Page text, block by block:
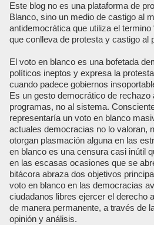
Este blog no es una plataforma de
Blanco, sino un medio de castigo al
antidemocrática que utiliza el termino
que conlleva de protesta y castigo al
El voto en blanco es una bofetada
políticos ineptos y expresa la
cuando padece gobiernos
Es un gesto democrático de
programas, no al sistema.
representaría un voto en blanco
actuales democracias no lo valoran,
otorgan plasmación alguna en las
en blanco es una censura casi inútil
en las escasas ocasiones que se
bitácora abraza dos objetivos
voto en blanco en las democracias
ciudadanos libres ejercer el derecho
de manera permanente, a través de
opinión y análisis.